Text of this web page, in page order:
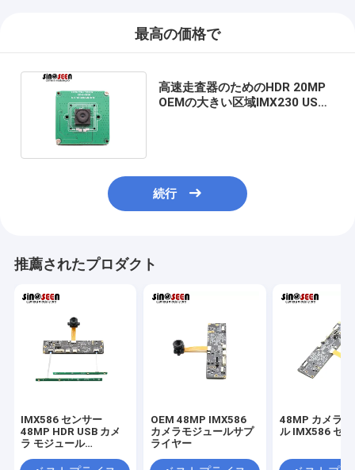
最高の価格で
高速走査器のためのHDR 20MP
OEMの大きい区域IMX230 USB
続行
推薦されたプロダクト
IMX586 センサー
48MP HDR USB カメ
ラ モジュール
デザイン
OEM 48MP IMX586
カメラモジュールサプ
ライヤー
48MP カメラモ
ル IMX586 セ